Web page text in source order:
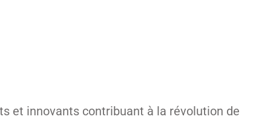
et innovants contribuant à la révolution de